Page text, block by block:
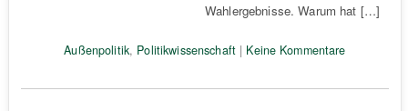
Wahlergebnisse. Warum hat […]
Außenpolitik, Politikwissenschaft| Keine Kommentare